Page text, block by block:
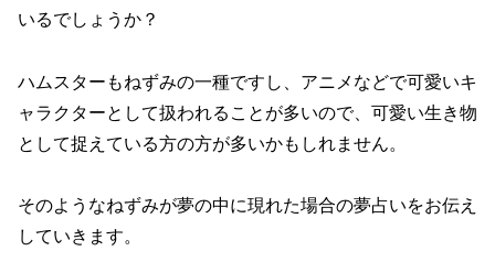
いるでしょうか？
ハムスターもねずみの一種ですし、アニメなどで可愛いキ
ャラクターとして扱われることが多いので、可愛い生き物
として捉えている方の方が多いかもしれません。
そのようなねずみが夢の中に現れた場合の夢占いをお伝え
していきます。